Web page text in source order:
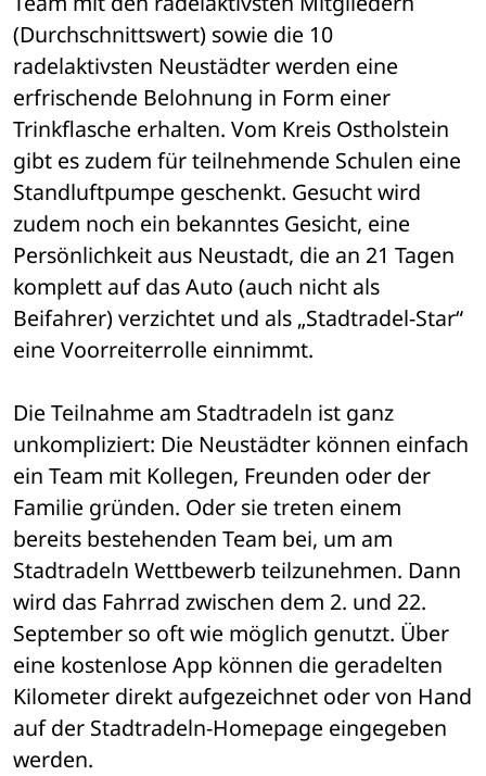
(Durchschnittswert) sowie die 10
radelaktivsten Neustädter werden eine
erfrischende Belohnung in Form einer
Trinkflasche erhalten. Vom Kreis Ostholstein
gibt es zudem für teilnehmende Schulen eine
Standluftpumpe geschenkt. Gesucht wird
zudem noch ein bekanntes Gesicht, eine
Persönlichkeit aus Neustadt, die an 21 Tagen
komplett auf das Auto (auch nicht als
Beifahrer) verzichtet und als „Stadtradel-Star“
eine Voorreiterrolle einnimmt.
Die Teilnahme am Stadtradeln ist ganz
unkompliziert: Die Neustädter können einfach
ein Team mit Kollegen, Freunden oder der
Familie gründen. Oder sie treten einem
bereits bestehenden Team bei, um am
Stadtradeln Wettbewerb teilzunehmen. Dann
wird das Fahrrad zwischen dem 2. und 22.
September so oft wie möglich genutzt. Über
eine kostenlose App können die geradelten
Kilometer direkt aufgezeichnet oder von Hand
auf der Stadtradeln-Homepage eingegeben
werden.